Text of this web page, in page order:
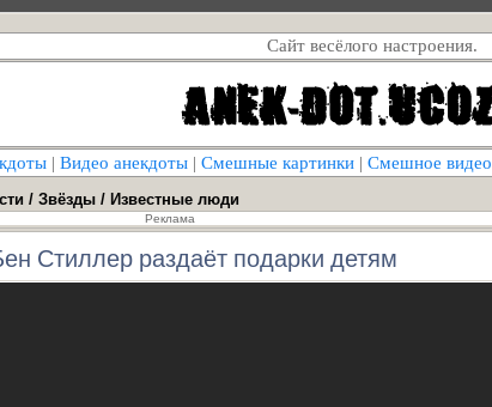
Сайт весёлого настроения.
| Видео анекдоты | Смешные картинки | Смешное видео
/ Звёзды / Известные люди
Реклама
Стиллер раздаёт подарки детям